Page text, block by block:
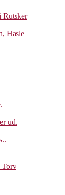
Rutsker
Hasle
ud.
Torv